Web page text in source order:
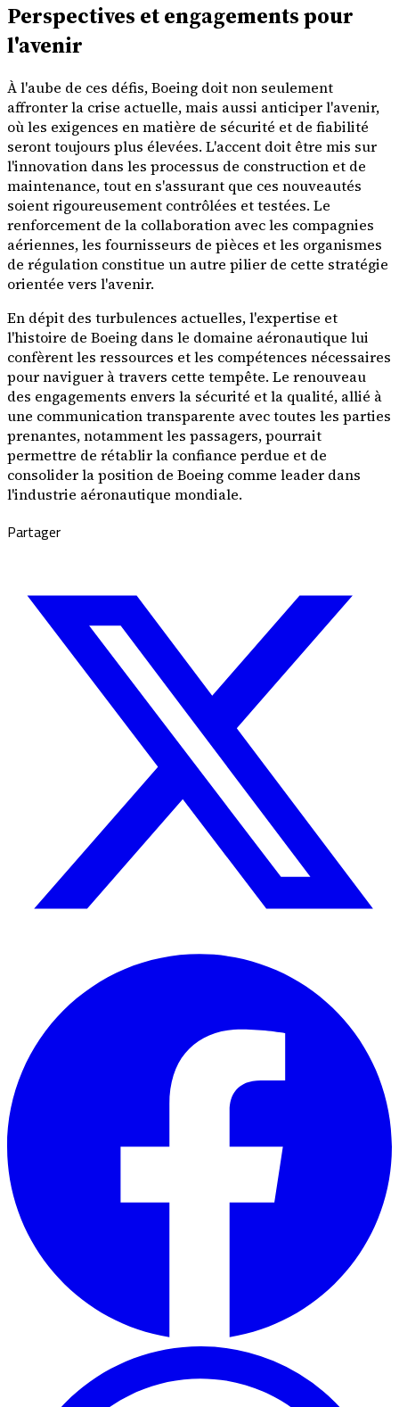
Perspectives et engagements pour
l'avenir
À l'aube de ces défis, Boeing doit non seulement
affronter la crise actuelle, mais aussi anticiper l'avenir,
où les exigences en matière de sécurité et de fiabilité
seront toujours plus élevées. L'accent doit être mis sur
l'innovation dans les processus de construction et de
maintenance, tout en s'assurant que ces nouveautés
soient rigoureusement contrôlées et testées. Le
renforcement de la collaboration avec les compagnies
aériennes, les fournisseurs de pièces et les organismes
de régulation constitue un autre pilier de cette stratégie
orientée vers l'avenir.
En dépit des turbulences actuelles, l'expertise et
l'histoire de Boeing dans le domaine aéronautique lui
confèrent les ressources et les compétences nécessaires
pour naviguer à travers cette tempête. Le renouveau
des engagements envers la sécurité et la qualité, allié à
une communication transparente avec toutes les parties
prenantes, notamment les passagers, pourrait
permettre de rétablir la confiance perdue et de
consolider la position de Boeing comme leader dans
l'industrie aéronautique mondiale.
Partager